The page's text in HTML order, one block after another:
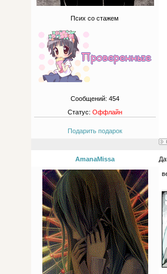
Псих со стажем
Сообщений: 454
Статус: Оффлайн
Подарить подарок
AmanaMissa